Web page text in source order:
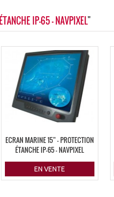
IP-65 - NAVPIXEL"
ECRAN MARINE 15” – PROTECTION
ÉTANCHE IP-65 – NAVPIXEL
EN VENTE